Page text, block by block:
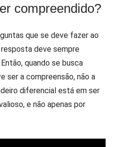
compreendido?
que se deve fazer ao
deve sempre
quando se busca
ser a compreensão, não a
diferencial está em ser
e não apenas por